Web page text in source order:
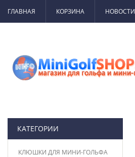
ГЛАВНАЯ КОРЗИНА НОВОСТИ
КАТЕГОРИИ
КЛЮШКИ ДЛЯ МИНИ-ГОЛЬФА